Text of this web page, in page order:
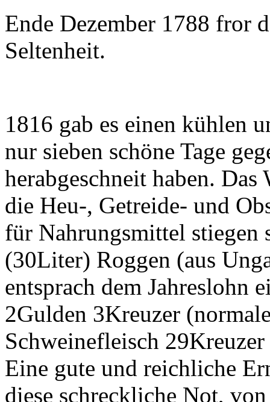
Ende Dezember 1788 fror
Seltenheit.
1816 gab es einen kühlen
nur sieben schöne Tage
herabgeschneit haben.
die Heu-, Getreide- und
für Nahrungsmittel stiegen
(30Liter) Roggen (aus
entsprach dem Jahreslohn
2Gulden 3Kreuzer
Schweinefleisch
Eine gute und reichliche
diese schreckliche Not,